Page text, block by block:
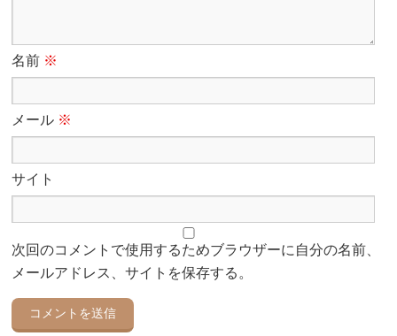
名前 ※
メール ※
サイト
次回のコメントで使用するためブラウザーに自分の名前、
メールアドレス、サイトを保存する。